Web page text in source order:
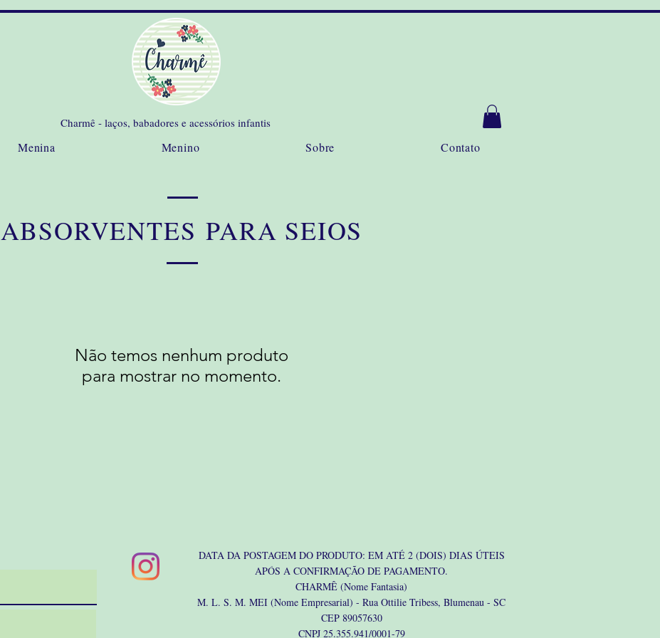
Charmê - laços, babadores e acessórios infantis
Menina Menino Sobre Contato
ABSORVENTES PARA SEIOS
Não temos nenhum produto
para mostrar no momento.
DATA DA POSTAGEM DO PRODUTO: EM ATÉ 2 (DOIS) DIAS ÚTEIS
APÓS A CONFIRMAÇÃO DE PAGAMENTO.
CHARMÊ (Nome Fantasia)
M. L. S. M. MEI (Nome Empresarial) - Rua Ottilie Tribess, Blumenau - SC
CEP 89057630
CNPJ 25.355.941/0001-79